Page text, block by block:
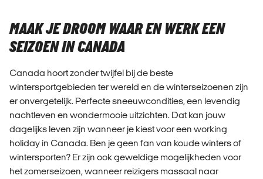
MAAK JE DROOM WAAR EN WERK EEN
SEIZOEN IN CANADA
Canada hoort zonder twijfel bij de beste
wintersportgebieden ter wereld en de winterseizoenen zijn
er onvergetelijk. Perfecte sneeuwcondities, een levendig
nachtleven en wondermooie uitzichten. Dat kan jouw
dagelijks leven zijn wanneer je kiest voor een working
holiday in Canada. Ben je geen fan van koude winters of
wintersporten? Er zijn ook geweldige mogelijkheden voor
het zomerseizoen, wanneer reizigers massaal naar